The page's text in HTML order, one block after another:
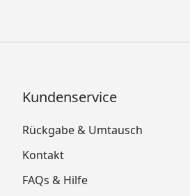
Kundenservice
Rückgabe & Umtausch
Kontakt
FAQs & Hilfe